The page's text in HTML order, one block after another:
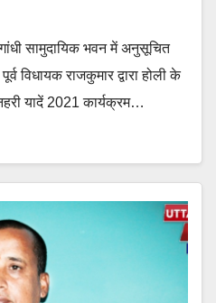
सामुदायिक भवन में अनुसूचित
विधायक राजकुमार द्वारा होली के
यादें 2021 कार्यक्रम…